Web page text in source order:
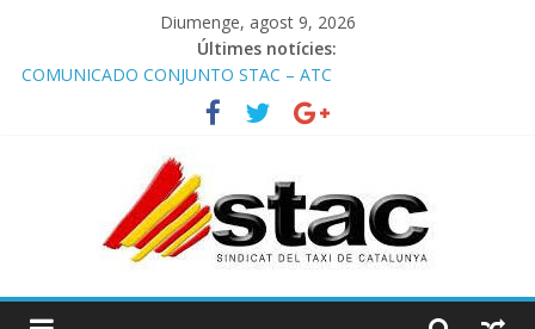
Diumenge, agost 9, 2026
Últimes notícies:
COMUNICADO CONJUNTO STAC – ATC
Comunicado STAC/ ATC de la reunión con los Mossos d
‘Esquadra del aeropuerto de Barcelona.
Programa de Radio TAXI LIBRE 29.07.2026 en COOLTURA FM.
STAC/ATC SOLICITAN TAULA TÈCNICA PARA MEJORAR LA
OPERATIVA DE ENTRADA EN EL PUERTO DE BARCELONA.
Programa de Radio TAXI LIBRE 22.07.2026 en COOLTURA FM.